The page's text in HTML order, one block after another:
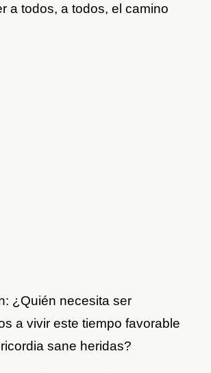
a todos, a todos, el camino
¿Quién necesita ser
a vivir este tiempo favorable
sane heridas?